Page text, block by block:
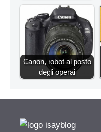
Canon, robot al posto
degli operai